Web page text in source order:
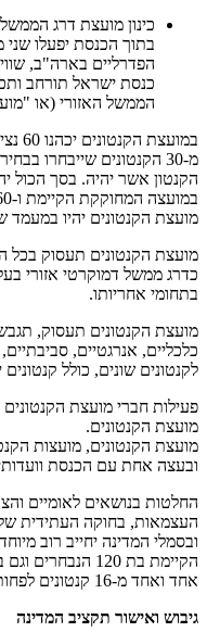
כינון מועצת דרג
בתוך הכנסת יפעלו
הפדרליים בארה"ב,
כנסת ישראל תורחב
הממשל האזורי (או
מ-30 הקנטונים שייבחרו
מועצת הקנטונים יהיו במעמד
מועצת הקנטונים תעסוק בכל
כדרג ממשל דמוקרטי אזורי בעל
בתחומי אחריותו.
מועצת הקנטונים תעסוק,
כלכליים, אנרגטיים,
לקנטונים שונים, כולל קנטונים
פעילות חברי מועצת
מועצת הקנטונים.
מועצת הקנטונים, מועצות
ובעצה אחת עם הכנסת
החלטות בנושאים לאומיים
העצמאות, בחוקה העתידית
הקיימת בת 120
אחד ואחד מ-16 קנטונים לפחות.
גיבוש ואישור תקציב המדינה